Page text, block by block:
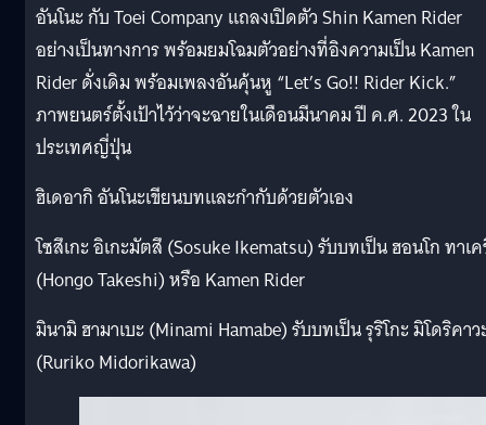
อันโนะ กับ Toei Company แถลงเปิดตัว Shin Kamen Rider
อย่างเป็นทางการ พร้อมยมโฉมตัวอย่างที่อิงความเป็น Kamen
Rider ดั่งเดิม พร้อมเพลงอันคุ้นหู “Let’s Go!! Rider Kick.”
ภาพยนตร์ตั้งเป้าไว้ว่าจะฉายในเดือนมีนาคม ปี ค.ศ. 2023 ใน
ประเทศญี่ปุ่น
ฮิเดอากิ อันโนะเขียนบทและกำกับด้วยตัวเอง
โซสึเกะ อิเกะมัตสึ (Sosuke Ikematsu) รับบทเป็น ฮอนโก ทาเ
(Hongo Takeshi) หรือ Kamen Rider
มินามิ ฮามาเบะ (Minami Hamabe) รับบทเป็น รุริโกะ มิโดริคาว
(Ruriko Midorikawa)